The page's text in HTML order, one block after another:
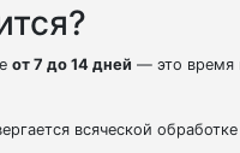
от 7 до 14 дней — это время
всяческой